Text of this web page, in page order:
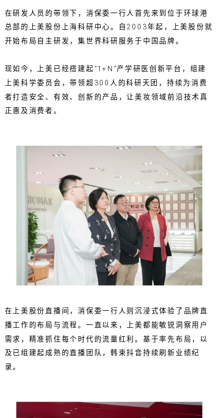
在研发人员的带领下，消保委一行人首先来到位于环球港
总部的上美股份上海科研中心。自2003年起，上美股份就
开始布局自主研发，集世界科研服务于中国品牌。
现如今，上美已经搭建起“1+N”产学研医创新平台，组建
上美科学委员会，带领超300人的科研天团，持续为消费
者打造安全、有效、创新的产品，让美妆领域前沿技术真
正惠及消费者。
在上美股份直播间，消保委一行人则沉浸式体验了品牌直
播工作的布局与流程。一直以来，上美都能敏锐洞察用户
需求，精准抓住每个时代的流量红利。基于率先布局，以
及已组建起成熟的直播团队，韩束抖音持续刷新业绩纪
录。